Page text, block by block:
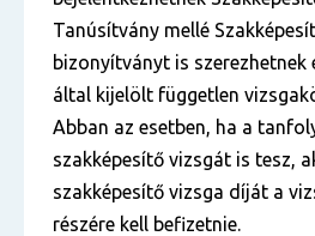
Tanúsítvány mellé
bizonyítványt is szerezhetnek
által kijelölt független
Abban az esetben, ha a
szakképesítő vizsgát is tesz,
szakképesítő vizsga díját a
részére kell befizetnie.